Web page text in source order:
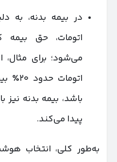
در بیمه بدنه، به
اتومات، حق
باشد، بیمه بدنه
پیدا می‌کند.
به‌طور کلی، انتخاب